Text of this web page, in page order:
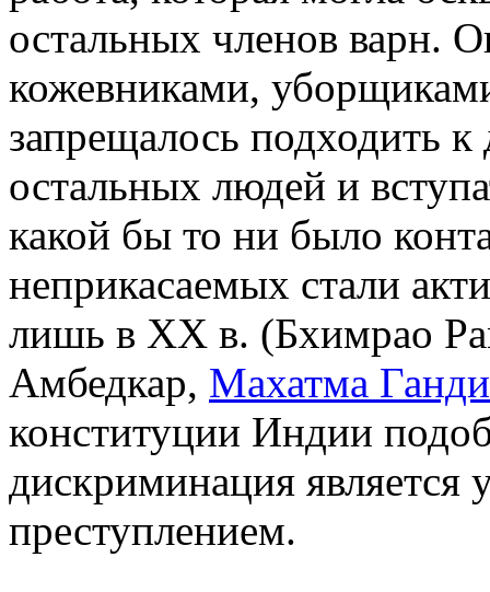
остальных членов варн.
кожевниками,
запрещалось подходить
остальных людей и
какой бы то ни было
неприкасаемых стали
лишь в ХХ в. (Бхимрао
Амбедкар, Махатма Ганди
конституции Индии
дискриминация является
преступлением.